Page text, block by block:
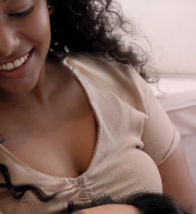
Kullanici profi̇li̇
Cihazlarım
Siparişlerim
Adresim
Aboneliklerim
Elixir
Set
Español
Português
Русский
文 繁體中文